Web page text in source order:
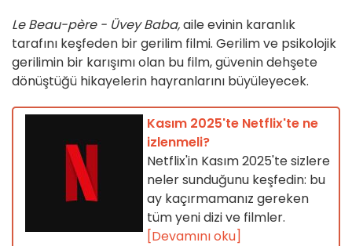
Le Beau-père - Üvey Baba,aile evinin karanlık
tarafını keşfeden bir gerilim filmi. Gerilim ve psikolojik
gerilimin bir karışımı olan bu film, güvenin dehşete
dönüştüğü hikayelerin hayranlarını büyüleyecek.
Kasım 2025'te Netflix'te ne
izlenmeli?
Netflix'in Kasım 2025'te sizlere
neler sunduğunu keşfedin: bu
ay kaçırmamanız gereken
tüm yeni dizi ve filmler.
[Devamını oku]